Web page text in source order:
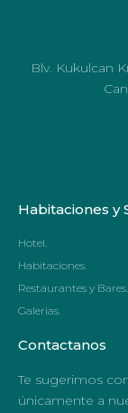
Blv. Kukulcan
Habitaciones y
Hotel.
Habitaciones.
Restaurantes y Bares.
Galerias.
Contactanos
Te sugerimos
únicamente a